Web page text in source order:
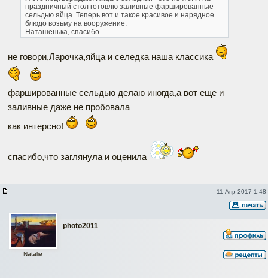
праздничный стол готовлю заливные фаршированные
сельдью яйца. Теперь вот и такое красивое и нарядное
блюдо возьму на вооружение.
Наташенька, спасибо.
не говори,Ларочка,яйца и селедка наша классика
фаршированные сельдью делаю иногда,а вот еще и
заливные даже не пробовала
как интерсно!
спасибо,что заглянула и оценила
11 Апр 2017 1:48
photo2011
Natalie